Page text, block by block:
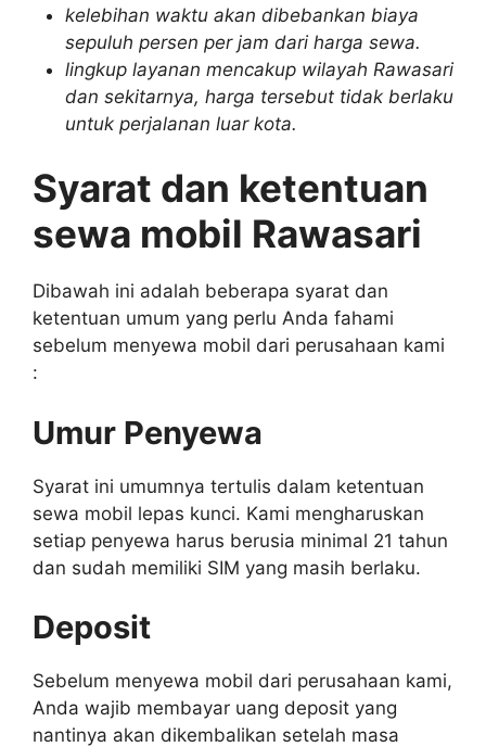
kelebihan waktu akan dibebankan biaya
sepuluh persen per jam dari harga sewa.
lingkup layanan mencakup wilayah Rawasari
dan sekitarnya, harga tersebut tidak berlaku
untuk perjalanan luar kota.
Syarat dan ketentuan
sewa mobil Rawasari
Dibawah ini adalah beberapa syarat dan
ketentuan umum yang perlu Anda fahami
sebelum menyewa mobil dari perusahaan kami
:
Umur Penyewa
Syarat ini umumnya tertulis dalam ketentuan
sewa mobil lepas kunci. Kami mengharuskan
setiap penyewa harus berusia minimal 21 tahun
dan sudah memiliki SIM yang masih berlaku.
Deposit
Sebelum menyewa mobil dari perusahaan kami,
Anda wajib membayar uang deposit yang
nantinya akan dikembalikan setelah masa